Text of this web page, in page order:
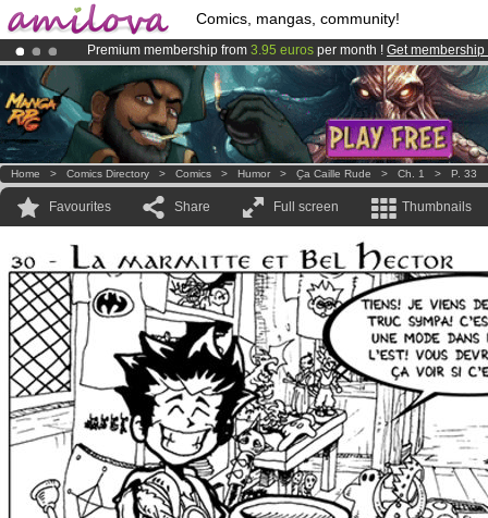
Comics, mangas, community!
Premium membership from 3.95 euros per month ! Get membership
AmilovaKickstarter is now LIVE!.
Already 100000 membersand 1000 comics & mangas!.
Home > Comics Directory > Comics > Humor > Ҫa Caille Rude > Ch. 1 > P. 33
Favourites Share Full screen Thumbnails